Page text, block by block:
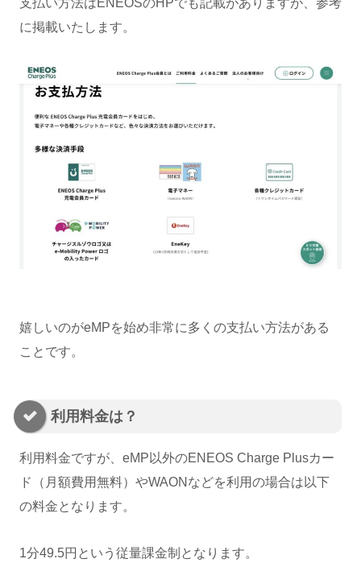
支払い方法はENEOSのHPでも記載がありますが、参考
に掲載いたします。
嬉しいのがeMPを始め非常に多くの支払い方法がある
ことです。
利用料金は？
利用料金ですが、eMP以外のENEOS Charge Plusカー
ド（月額費用無料）やWAONなどを利用の場合は以下
の料金となります。
1分49.5円という従量課金制となります。